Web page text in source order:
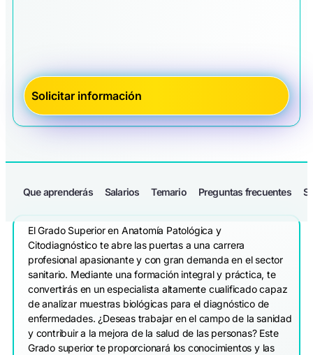
Que aprenderás Salarios Temario Preguntas frecuentes
El Grado Superior en Anatomía Patológica y
Citodiagnóstico te abre las puertas a una carrera
profesional apasionante y con gran demanda en el sector
sanitario. Mediante una formación integral y práctica, te
convertirás en un especialista altamente cualificado capaz
de analizar muestras biológicas para el diagnóstico de
enfermedades. ¿Deseas trabajar en el campo de la sanidad
y contribuir a la mejora de la salud de las personas? Este
Grado superior te proporcionará los conocimientos y las